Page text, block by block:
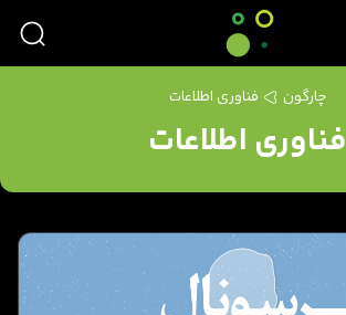
چارگون فناوری اطلاعات
فناوری اطلاعات